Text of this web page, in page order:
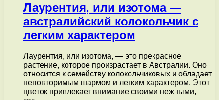
Лаурентия, или изотома —
австралийский колокольчик с
легким характером
Лаурентия, или изотома, — это прекрасное
растение, которое произрастает в Австралии. Оно
относится к семейству колокольчиковых и обладает
неповторимым шармом и легким характером. Этот
цветок привлекает внимание своими нежными,